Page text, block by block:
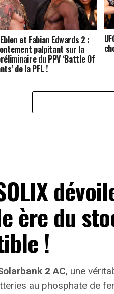
et Fabian Edwards 2 :
palpitant sur la
du PPV ‘Battle Of
de la PFL !
ère du
!
2 AC, une
au phosphate de